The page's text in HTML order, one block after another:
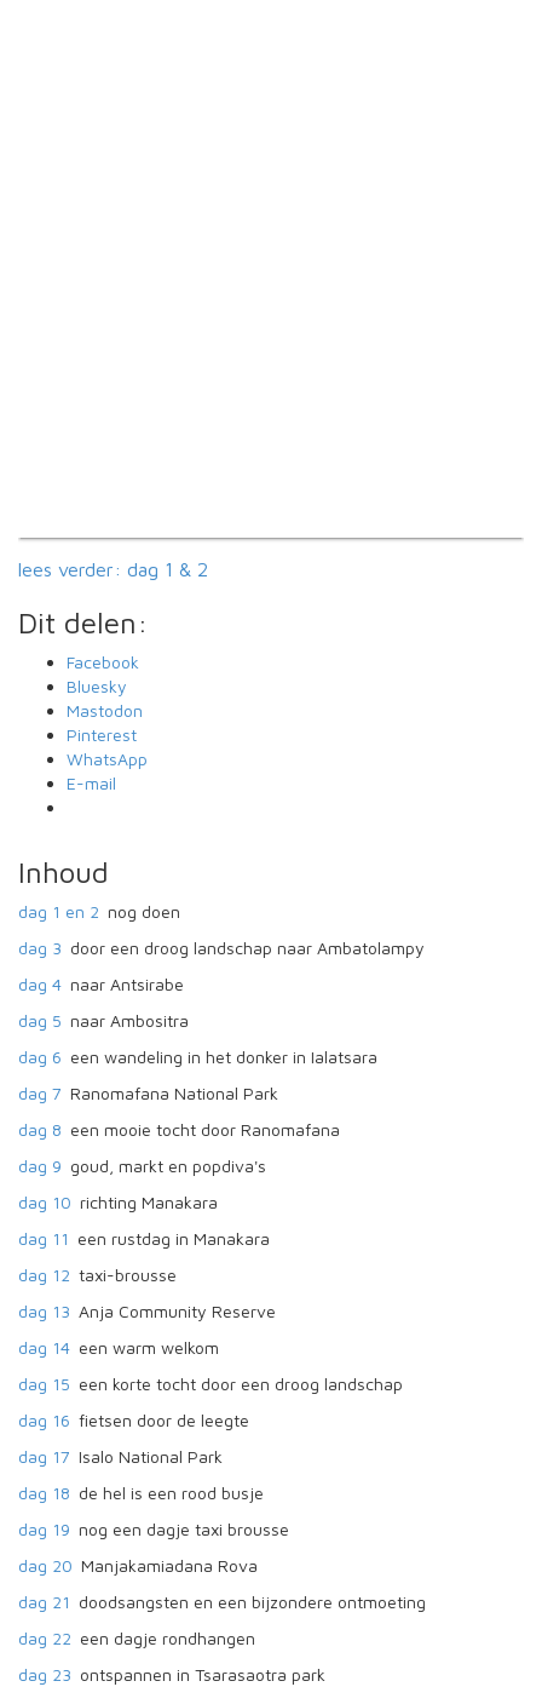
lees verder: dag 1 & 2
Dit delen:
Facebook
Bluesky
Mastodon
Pinterest
WhatsApp
E-mail
Inhoud
dag 1 en 2 nog doen
dag 3 door een droog landschap naar Ambatolampy
dag 4 naar Antsirabe
dag 5 naar Ambositra
dag 6 een wandeling in het donker in Ialatsara
dag 7 Ranomafana National Park
dag 8 een mooie tocht door Ranomafana
dag 9 goud, markt en popdiva's
dag 10 richting Manakara
dag 11 een rustdag in Manakara
dag 12 taxi-brousse
dag 13 Anja Community Reserve
dag 14 een warm welkom
dag 15 een korte tocht door een droog landschap
dag 16 fietsen door de leegte
dag 17 Isalo National Park
dag 18 de hel is een rood busje
dag 19 nog een dagje taxi brousse
dag 20 Manjakamiadana Rova
dag 21 doodsangsten en een bijzondere ontmoeting
dag 22 een dagje rondhangen
dag 23 ontspannen in Tsarasaotra park